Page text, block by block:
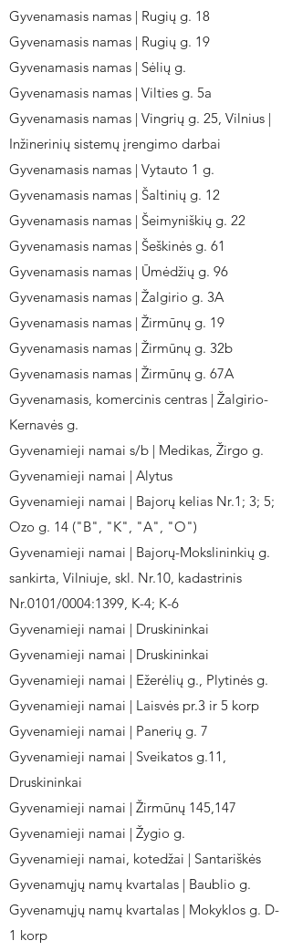
Gyvenamasis namas | Rugių g. 18
Gyvenamasis namas | Rugių g. 19
Gyvenamasis namas | Sėlių g.
Gyvenamasis namas | Vilties g. 5a
Gyvenamasis namas | Vingrių g. 25, Vilnius |
Inžinerinių sistemų įrengimo darbai
Gyvenamasis namas | Vytauto 1 g.
Gyvenamasis namas | Šaltinių g. 12
Gyvenamasis namas | Šeimyniškių g. 22
Gyvenamasis namas | Šeškinės g. 61
Gyvenamasis namas | Ūmėdžių g. 96
Gyvenamasis namas | Žalgirio g. 3A
Gyvenamasis namas | Žirmūnų g. 19
Gyvenamasis namas | Žirmūnų g. 32b
Gyvenamasis namas | Žirmūnų g. 67A
Gyvenamasis, komercinis centras | Žalgirio-
Kernavės g.
Gyvenamieji namai s/b | Medikas, Žirgo g.
Gyvenamieji namai | Alytus
Gyvenamieji namai | Bajorų kelias Nr.1; 3; 5;
Ozo g. 14 ("B", "K", "A", "O")
Gyvenamieji namai | Bajorų-Mokslininkių g.
sankirta, Vilniuje, skl. Nr.10, kadastrinis
Nr.0101/0004:1399, K-4; K-6
Gyvenamieji namai | Druskininkai
Gyvenamieji namai | Druskininkai
Gyvenamieji namai | Ežerėlių g., Plytinės g.
Gyvenamieji namai | Laisvės pr.3 ir 5 korp
Gyvenamieji namai | Panerių g. 7
Gyvenamieji namai | Sveikatos g.11,
Druskininkai
Gyvenamieji namai | Žirmūnų 145,147
Gyvenamieji namai | Žygio g.
Gyvenamieji namai, kotedžai | Santariškės
Gyvenamųjų namų kvartalas | Baublio g.
Gyvenamųjų namų kvartalas | Mokyklos g. D-
1 korp